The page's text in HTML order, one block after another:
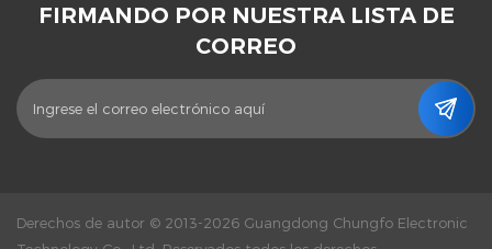
FIRMANDO POR NUESTRA LISTA DE
CORREO
Derechos de autor © 2013-2026 Guangdong Chungfo Electronic